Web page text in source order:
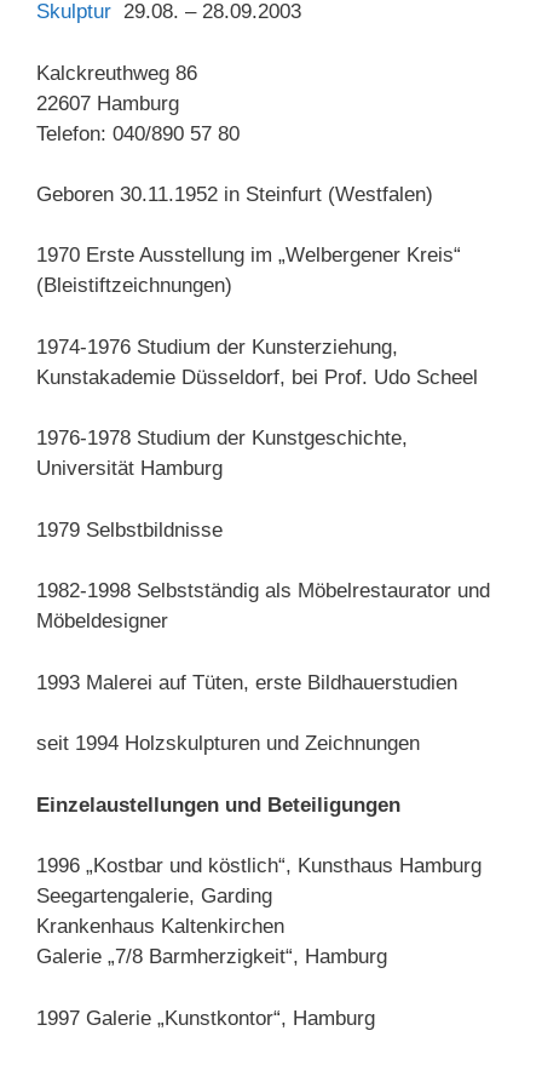
Skulptur 29.08. – 28.09.2003
Kalckreuthweg 86
22607 Hamburg
Telefon: 040/890 57 80
Geboren 30.11.1952 in Steinfurt (Westfalen)
1970 Erste Ausstellung im „Welbergener Kreis“
(Bleistiftzeichnungen)
1974-1976 Studium der Kunsterziehung,
Kunstakademie Düsseldorf, bei Prof. Udo Scheel
1976-1978 Studium der Kunstgeschichte,
Universität Hamburg
1979 Selbstbildnisse
1982-1998 Selbstständig als Möbelrestaurator und
Möbeldesigner
1993 Malerei auf Tüten, erste Bildhauerstudien
seit 1994 Holzskulpturen und Zeichnungen
Einzelaustellungen und Beteiligungen
1996 „Kostbar und köstlich“, Kunsthaus Hamburg
Seegartengalerie, Garding
Krankenhaus Kaltenkirchen
Galerie „7/8 Barmherzigkeit“, Hamburg
1997 Galerie „Kunstkontor“, Hamburg